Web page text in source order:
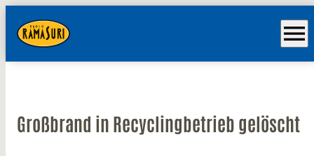
menu
Großbrand in Recyclingbetrieb gelöscht